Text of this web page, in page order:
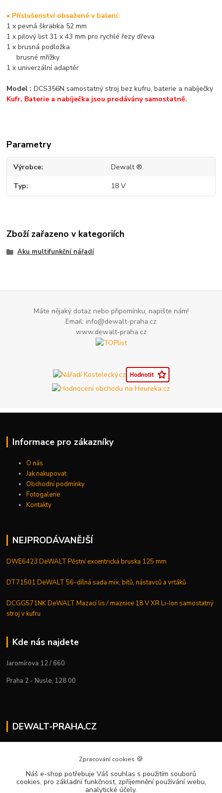
• Příslušenství obsažené v balení:
1 x pevná škrabka 52 mm
1 x pilový list 31 x 43 mm pro rychlé řezy dřeva
1 x brusná podložka
brusné mřížky
1 x univerzální adaptér
Model :DCS356N samostatný stroj bez kufru, baterie a nabíječky
Kufr, Baterie a nabíječka jsou prodávány samostatně.
Parametry
Výrobce Dewalt ®
Typ 18 V
Zboží zařazeno v kategoriích
Aku multifunkční nářadí
Máte nějaký dotaz nebo připomínku, napište nám!
Email: info@dewalt-praha.cz
www.dewalt-praha.cz
Informace pro zákazníky
O nás
Jak nakupovat
Obchodní podmínky
Fotogalerie
Kontakty
NEJPRODÁVANĚJŠÍ
DWE6423 DeWALT Pěstní excentrická bruska 125 mm
DT71501 DeWALT 56-dílná sada mix, bitů, nástavců a vrtáků
DCGG571NK DeWALT Mazací lis / maznice 18 V XR Li-Ion samostatný
stroj v kufru
Kde nás najdete
Jaromírova 12 / 660
Praha 2 - Nusle, 128 00
DEWALT-PRAHA.CZ
+420 224 936 535
info@dewalt-praha.cz
Zpracování cookies 🍪
Náš e-shop potřebuje Váš souhlas s použitím souborů
cookies, pro základní funkčnost, zpříjemnění používání webu,
analytické účely.